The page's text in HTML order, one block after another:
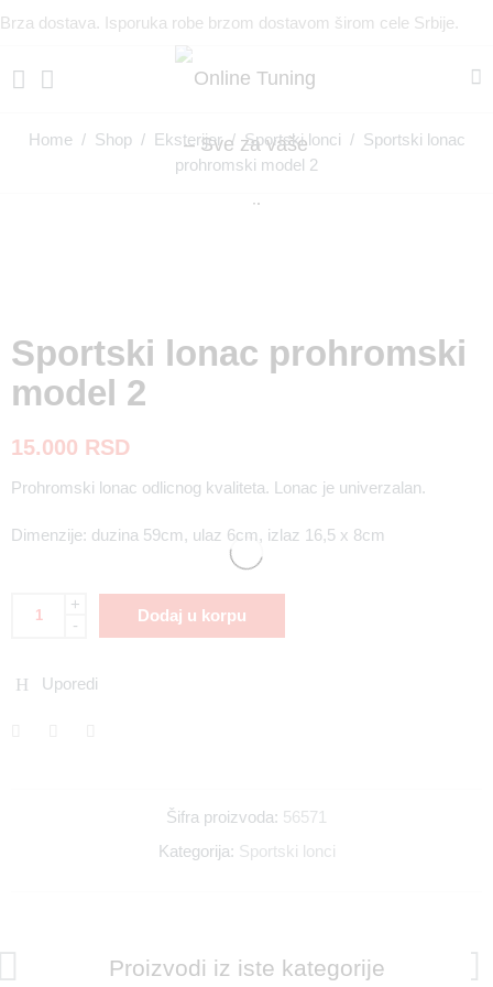
Brza dostava. Isporuka robe brzom dostavom širom cele Srbije.
Home/ Shop/ Eksterijer/Sportski lonci / Sportski lonac
prohromski model 2
Sportski lonac prohromski
model 2
15.000 RSD
Prohromski lonac odlicnog kvaliteta. Lonac je univerzalan.
Dimenzije: duzina 59cm, ulaz 6cm, izlaz 16,5 x 8cm
+
-
Dodaj u korpu
Uporedi
Šifra proizvoda: 56571
Kategorija: Sportski lonci
Proizvodi iz iste kategorije